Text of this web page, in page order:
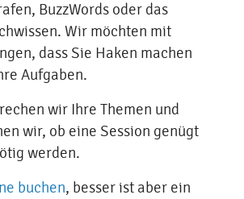
BuzzWords oder das
Wir möchten mit
dass Sie Haken machen
Aufgaben.
wir Ihre Themen und
wir, ob eine Session genügt
werden.
buchen, besser ist aber ein